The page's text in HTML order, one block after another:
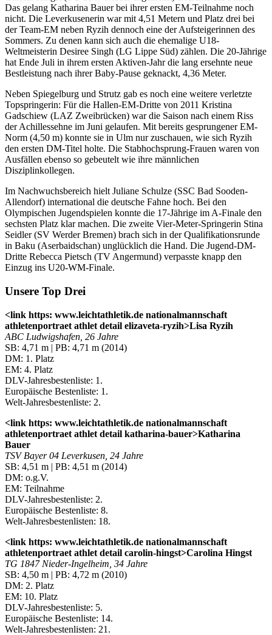
Das gelang Katharina Bauer bei ihrer ersten EM-Teilnahme noch
nicht. Die Leverkusenerin war mit 4,51 Metern und Platz drei bei
der Team-EM neben Ryzih dennoch eine der Aufsteigerinnen des
Sommers. Zu denen kann sich auch die ehemalige U18-
Weltmeisterin Desiree Singh (LG Lippe Süd) zählen. Die 20-Jährige
hat Ende Juli in ihrem ersten Aktiven-Jahr die lang ersehnte neue
Bestleistung nach ihrer Baby-Pause geknackt, 4,36 Meter.
Neben Spiegelburg und Strutz gab es noch eine weitere verletzte
Topspringerin: Für die Hallen-EM-Dritte von 2011 Kristina
Gadschiew (LAZ Zweibrücken) war die Saison nach einem Riss
der Achillessehne im Juni gelaufen. Mit bereits gesprungener EM-
Norm (4,50 m) konnte sie in Ulm nur zuschauen, wie sich Ryzih
den ersten DM-Titel holte. Die Stabhochsprung-Frauen waren von
Ausfällen ebenso so gebeutelt wie ihre männlichen
Disziplinkollegen.
Im Nachwuchsbereich hielt Juliane Schulze (SSC Bad Sooden-
Allendorf) international die deutsche Fahne hoch. Bei den
Olympischen Jugendspielen konnte die 17-Jährige im A-Finale den
sechsten Platz klar machen. Die zweite Vier-Meter-Springerin Stina
Seidler (SV Werder Bremen) brach sich in der Qualifikationsrunde
in Baku (Aserbaidschan) unglücklich die Hand. Die Jugend-DM-
Dritte Rebecca Pietsch (TV Angermund) verpasste knapp den
Einzug ins U20-WM-Finale.
Unsere Top Drei
<link https: www.leichtathletik.de nationalmannschaft
athletenportraet athlet detail elizaveta-ryzih>Lisa Ryzih
ABC Ludwigshafen, 26 Jahre
SB: 4,71 m | PB: 4,71 m (2014)
DM: 1. Platz
EM: 4. Platz
DLV-Jahresbestenliste: 1.
Europäische Bestenliste: 1.
Welt-Jahresbestenliste: 2.
<link https: www.leichtathletik.de nationalmannschaft
athletenportraet athlet detail katharina-bauer>Katharina
Bauer
TSV Bayer 04 Leverkusen, 24 Jahre
SB: 4,51 m | PB: 4,51 m (2014)
DM: o.g.V.
EM: Teilnahme
DLV-Jahresbestenliste: 2.
Europäische Bestenliste: 8.
Welt-Jahresbestenlisten: 18.
<link https: www.leichtathletik.de nationalmannschaft
athletenportraet athlet detail carolin-hingst>Carolina Hingst
TG 1847 Nieder-Ingelheim, 34 Jahre
SB: 4,50 m | PB: 4,72 m (2010)
DM: 2. Platz
EM: 10. Platz
DLV-Jahresbestenliste: 5.
Europäische Bestenliste: 14.
Welt-Jahresbestenlisten: 21.